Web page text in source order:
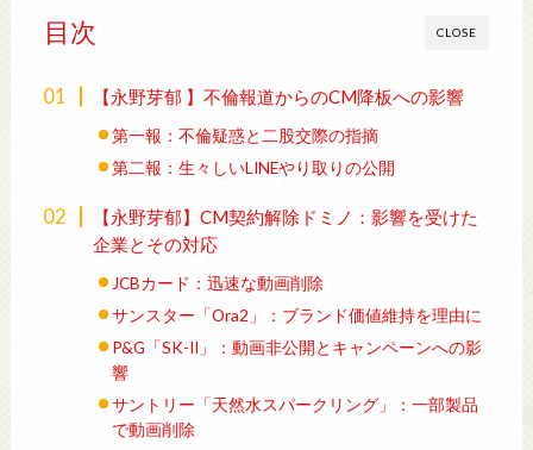
CLOSE
目次
【永野芽郁 】不倫報道からのCM降板への影響
第一報：不倫疑惑と二股交際の指摘
第二報：生々しいLINEやり取りの公開
【永野芽郁】CM契約解除ドミノ：影響を受けた
企業とその対応
JCBカード：迅速な動画削除
サンスター「Ora2」：ブランド価値維持を理由に
P&G「SK-II」：動画非公開とキャンペーンへの影
響
サントリー「天然水スパークリング」：一部製品
で動画削除